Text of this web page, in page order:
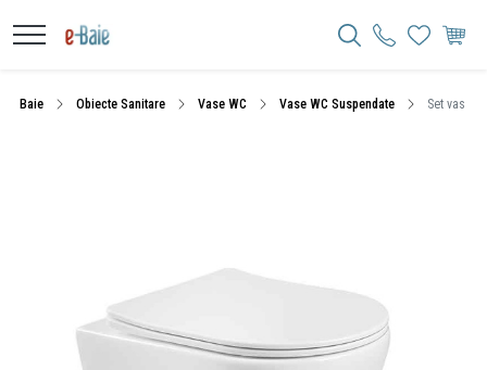
Baie Obiecte Sanitare Vase WC Vase WC Suspendate Set vas